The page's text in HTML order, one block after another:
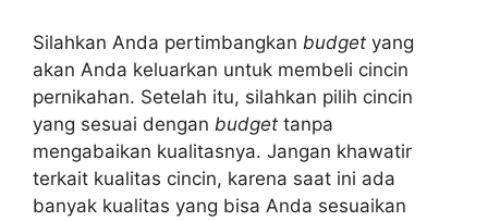
Silahkan Anda pertimbangkan budget yang
akan Anda keluarkan untuk membeli cincin
pernikahan. Setelah itu, silahkan pilih cincin
yang sesuai dengan budget tanpa
mengabaikan kualitasnya. Jangan khawatir
terkait kualitas cincin, karena saat ini ada
banyak kualitas yang bisa Anda sesuaikan